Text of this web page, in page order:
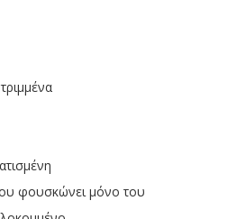
φουσκώνει μόνο του